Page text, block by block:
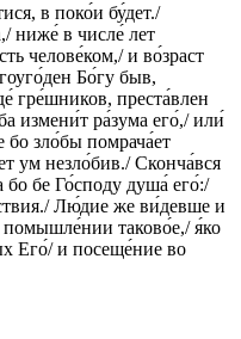
в поко́и бу́дет./
ниже́ в числе́ лет
челове́ком,/ и во́зраст
Бо́гу быв,
гре́шников, преста́влен
измени́т ра́зума его́,/ или́
бо зло́бы помрача́ет
ум незло́бив./ Сконча́вся
бо бе Го́споду душа́ его́:/
Лю́дие же ви́девше и
таково́е,/ я́ко
Его́/ и посеще́ние во